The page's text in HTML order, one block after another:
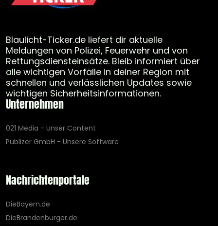
Blaulicht-Ticker.de liefert dir aktuelle
Meldungen von Polizei, Feuerwehr und von
Rettungsdiensteinsätze. Bleib informiert über
alle wichtigen Vorfälle in deiner Region mit
schnellen und verlässlichen Updates sowie
wichtigen Sicherheitsinformationen.
Unternehmen
021 Media - Unser Content
Publizer GmbH - Unsere Software
Nachrichtenportale
DieBayern.de
DieBrandenburger.de